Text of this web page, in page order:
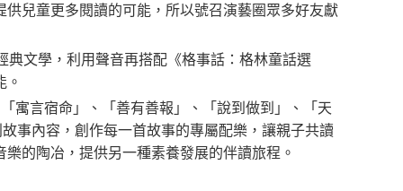
兒童更多閱讀的可能，所以號召演藝圈眾多好友獻
文學，利用聲音再搭配《格事話：格林童話選
寓言宿命」、「善有善報」、「說到做到」、「天
事內容，創作每一首故事的專屬配樂，讓親子共讀
的陶冶，提供另一種素養發展的伴讀旅程。